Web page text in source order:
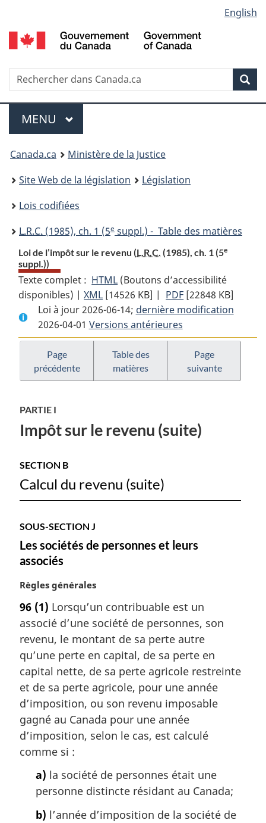
au
contenu
propos
de
la
HTML
simplifiée
selection
English
Recherche
Menu
MENU PRINCIPAL
You
are
here:
Canada.ca
Ministère de la Justice
Site Web de la législation
Législation
Lois codifiées
L.R.C. (1985), ch. 1 (5e suppl.) - Table des matières
Loi de l’impôt sur le revenu (L.R.C. (1985), ch. 1 (5e
suppl.))
Texte complet : HTML Texte
complet
:
Loi
de
l’impôt
sur
le
(Boutons d’accessibilité
disponibles) |XML Texte
complet
:
Loi
de
l’impôt
sur
[14526 KB] | PDF Texte
complet
Loi
de
l’impôt
sur
[22848 KB]
Loi à jour 2026-06-14; dernière modification
2026-04-01 Versions antérieures
Page
précédente
Table des
matières
Page
suivante
PARTIE I
Impôt sur le revenu (suite)
SECTION B
Calcul du revenu (suite)
SOUS-SECTION J
Les sociétés de personnes et leurs
associés
N
t
e
m
a
g
i
n
a
l
e
:
Règles générales
96 (1) Lorsqu’un contribuable est un
associé d’une société de personnes, son
revenu, le montant de sa perte autre
qu’une perte en capital, de sa perte en
capital nette, de sa perte agricole restreinte
et de sa perte agricole, pour une année
d’imposition, ou son revenu imposable
gagné au Canada pour une année
d’imposition, selon le cas, est calculé
comme si :
a) la société de personnes était une
personne distincte résidant au Canada;
b) l’année d’imposition de la société de